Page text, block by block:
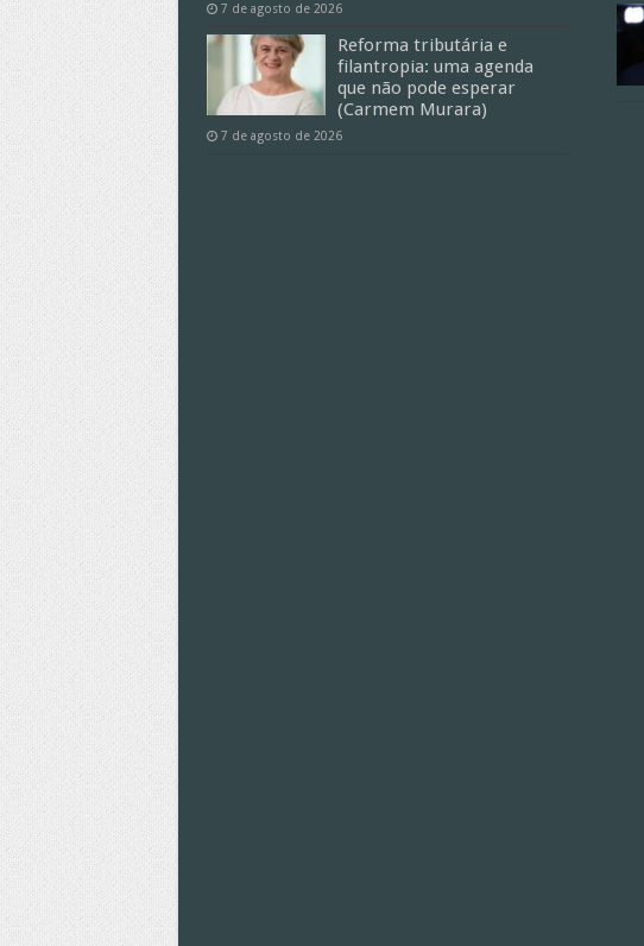
7 de agosto de 2026
Reforma tributária e
filantropia: uma agenda
que não pode esperar
(Carmem Murara)
7 de agosto de 2026